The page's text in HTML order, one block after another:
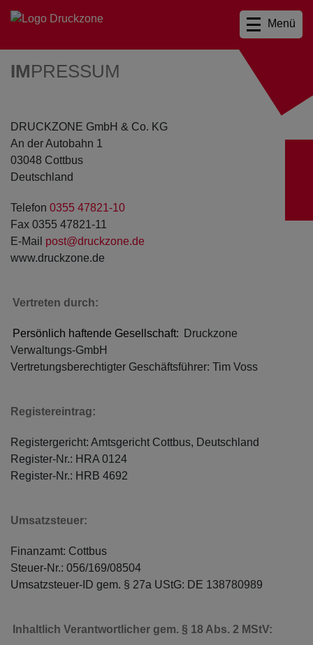
Menü
IMPRESSUM
DRUCKZONE GmbH & Co. KG
An der Autobahn 1
03048 Cottbus
Deutschland
Telefon 0355 47821-10
Fax 0355 47821-11
E-Mail post@druckzone.de
www.druckzone.de
Vertreten durch:
Persönlich haftende Gesellschaft:
Druckzone
Verwaltungs-GmbH
Vertretungsberechtigter Geschäftsführer: Tim Voss
Registereintrag:
Registergericht: Amtsgericht Cottbus, Deutschland
Register-Nr.: HRA 0124
Register-Nr.: HRB 4692
Umsatzsteuer:
Finanzamt: Cottbus
Steuer-Nr.: 056/169/08504
Umsatzsteuer-ID gem. § 27a UStG: DE 138780989
Inhaltlich Verantwortlicher gem. § 18 Abs. 2 MStV: